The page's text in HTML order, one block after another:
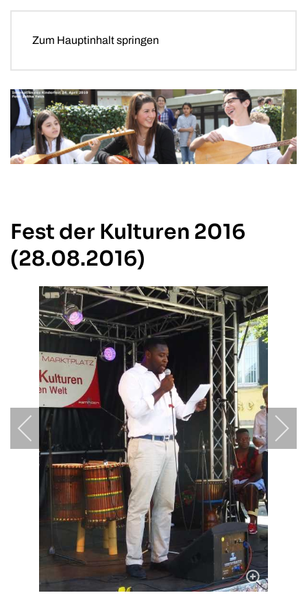
Zum Hauptinhalt springen
Fest der Kulturen 2016
(28.08.2016)